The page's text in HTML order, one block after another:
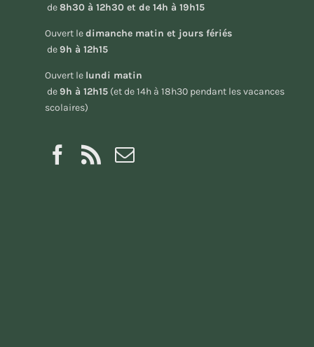
de8h30 à 12h30 et de 14h à 19h15
Ouvert ledimanche matin et jours fériés
de9h à 12h15
Ouvert le lundi matin
de9h à 12h15(et de 14h à 18h30 pendant les vacances
scolaires)